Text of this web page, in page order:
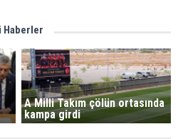
Haberler
A Milli Takım çölün ortasında
kampa girdi